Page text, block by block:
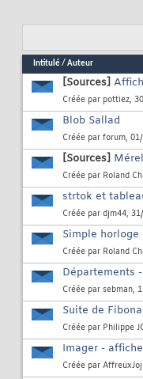
Intitulé/ Auteur
[Sources]
Créée par pottiez,
Blob Sallad
Créée par forum,
[Sources]
Créée par Roland
strtok et
Créée par djm44,
Simple horloge
Créée par Roland
Départements
Créée par sebman,
Suite de
Créée par Philippe
Imager -
Créée par